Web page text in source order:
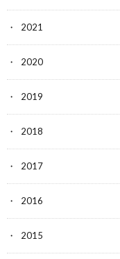
2021
2020
2019
2018
2017
2016
2015